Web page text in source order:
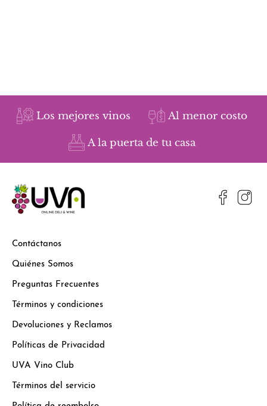
Los mejores vinos Al menor costo
A la puerta de tu casa
Contáctanos
Quiénes Somos
Preguntas Frecuentes
Términos y condiciones
Devoluciones y Reclamos
Políticas de Privacidad
UVA Vino Club
Términos del servicio